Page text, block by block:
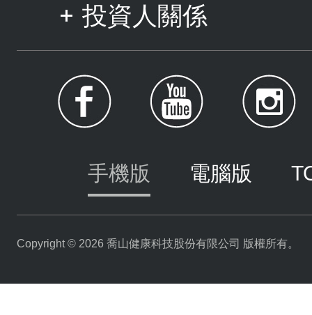
投資人關係
手機版 電腦版
Copyright © 2026 喬山健康科技股份有限公司 版權所有。